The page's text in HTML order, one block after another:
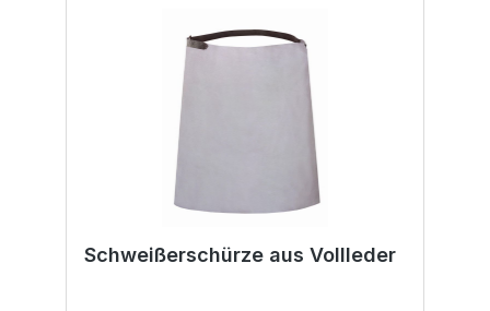
Schweißerschürze aus Vollleder